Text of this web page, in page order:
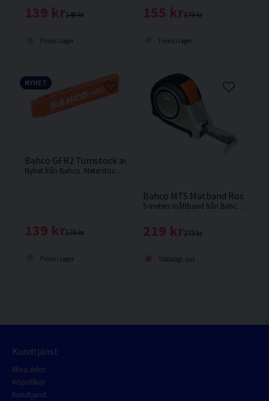
149 kr
139 kr
Finns i lager
179 kr
155 kr
Finns i lager
Bahco GFR2 Tumstock av Glasfiberförstärkt Plast 2M
Nyhet från Bahco. Meterstock tillverkad av Glasfiberförstärkt Plast med 10 sektioner. Millimeterskala.
179 kr
139 kr
Finns i lager
NYHET
Bahco MTS Mätband Rostfri
5 meters måttband från Bahco med metrisk skala.
273 kr
219 kr
Tillfälligt slut
Kundtjänst
Mina sidor
Köpvillkor
Kundtjänst